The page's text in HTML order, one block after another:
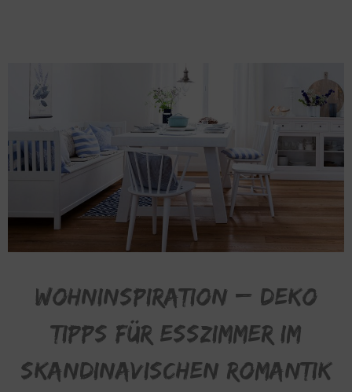
Wohninspiration – Deko
Tipps für esszimmer im
skandinavischen Romantik